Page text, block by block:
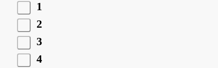
1
2
3
4